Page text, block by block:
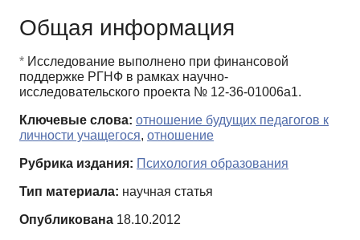
Общая информация
* Исследование выполнено при финансовой
поддержке РГНФ в рамках научно-
исследовательского проекта № 12-36-01006а1.
Ключевые слова: отношение будущих педагогов к
личности учащегося, отношение
Рубрика издания: Психология образования
Тип материала: научная статья
Опубликована 18.10.2012